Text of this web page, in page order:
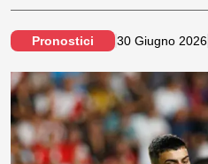
Pronostici 30 Giugno 2026